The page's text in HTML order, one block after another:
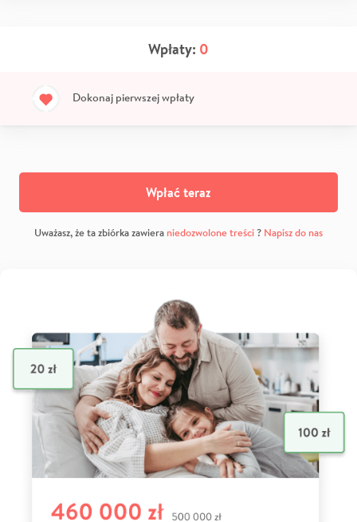
Wpłaty: 0
Dokonaj pierwszej wpłaty
Wpłać teraz
Uważasz, że ta zbiórka zawiera niedozwolone treści? Napisz do nas